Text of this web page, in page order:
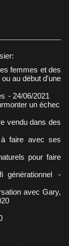
femmes et des
au début d'une
- 24/06/2021
un échec
vendu dans des
faire avec ses
pour faire
générationnel
-
avec Gary,